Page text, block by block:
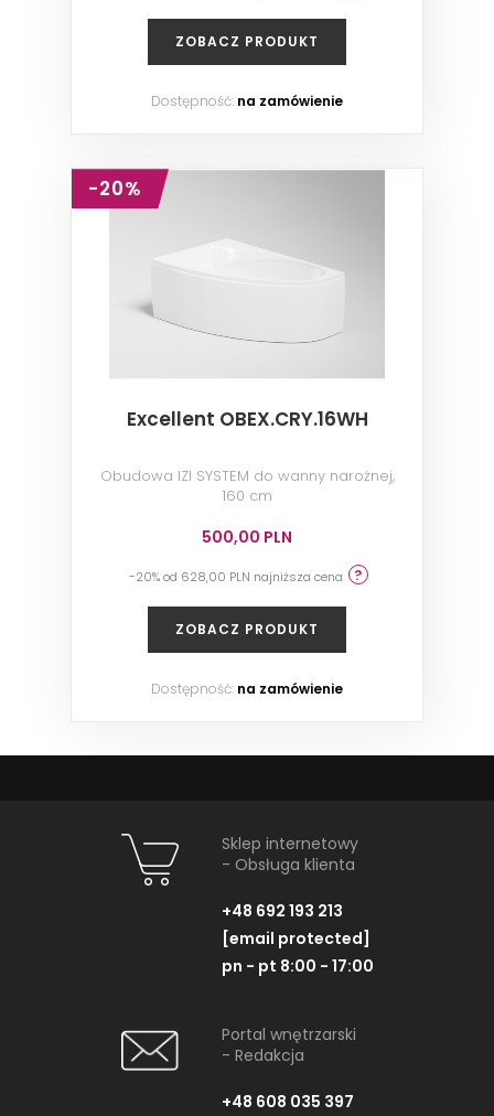
ZOBACZ PRODUKT
Dostępność: na zamówienie
-20%
Excellent OBEX.CRY.16WH
Obudowa IZI SYSTEM do wanny narożnej,
160 cm
500,00 PLN
-20% od 628,00 PLN najniższa cena
ZOBACZ PRODUKT
Dostępność: na zamówienie
Sklep internetowy
- Obsługa klienta
+48 692 193 213
[email protected]
pn - pt 8:00 - 17:00
Portal wnętrzarski
- Redakcja
+48 608 035 397